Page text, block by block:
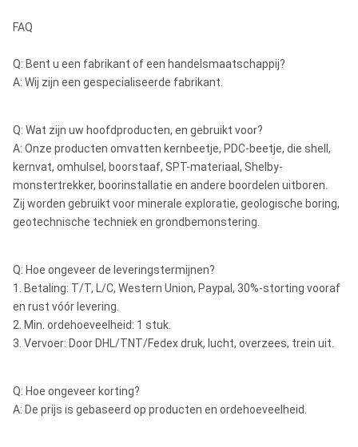
FAQ
Q: Bent u een fabrikant of een handelsmaatschappij?
A: Wij zijn een gespecialiseerde fabrikant.
Q: Wat zijn uw hoofdproducten, en gebruikt voor?
A: Onze producten omvatten kernbeetje, PDC-beetje, die shell,
kernvat, omhulsel, boorstaaf, SPT-materiaal, Shelby-
monstertrekker, boorinstallatie en andere boordelen uitboren.
Zij worden gebruikt voor minerale exploratie, geologische boring,
geotechnische techniek en grondbemonstering.
Q: Hoe ongeveer de leveringstermijnen?
1. Betaling: T/T, L/C, Western Union, Paypal, 30%-storting vooraf
en rust vóór levering.
2. Min. ordehoeveelheid: 1 stuk.
3. Vervoer: Door DHL/TNT/Fedex druk, lucht, overzees, trein uit.
Q: Hoe ongeveer korting?
A: De prijs is gebaseerd op producten en ordehoeveelheid.